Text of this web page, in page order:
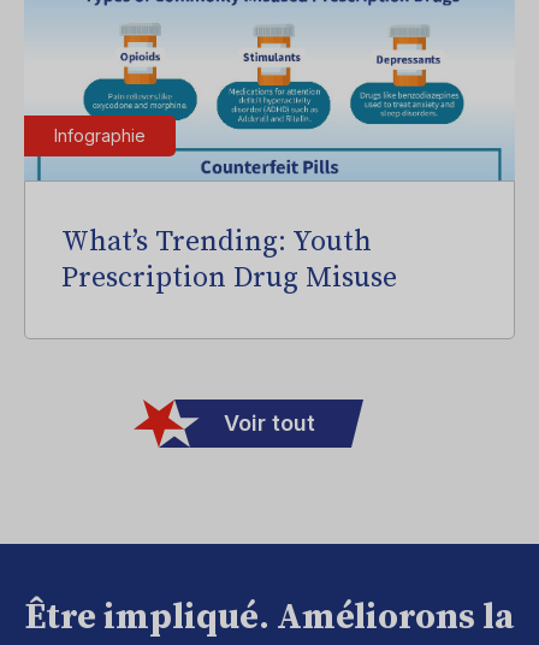
Infographie
What’s Trending: Youth
Prescription Drug Misuse
Voir tout
Être impliqué. Améliorons la